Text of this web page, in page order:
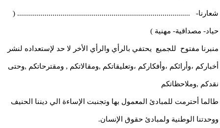
شعارنا- ........................................................................................ (
حياد- مصداقية- مهنية )
منبرنا مفتوح للجميع يحتفي بالرأي والرأي الأخر لا حد لإستعداده لنشر
أخباركم ،وأرائكم ،وأفكاركم ،وتعليقاتكم ,ومقالاتكم , ومقترحاتكم ,وحتى
نقدكم ,وملاحظاتكم
طالما أحترمت للمبادئ المعمول بها وتجنبت الإساءة الي ديننا الحنيف
ووحدتنا الوطنية ولمبادئ حقوق الإنسان.